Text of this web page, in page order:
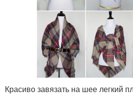
Красиво завязать на шее легкий